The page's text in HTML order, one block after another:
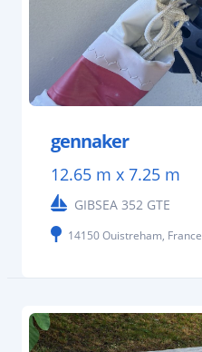
gennaker
12.65 m x 7.25 m
GIBSEA 352 GTE
14150 Ouistreham, France